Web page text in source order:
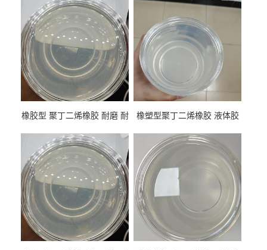
橡胶型 聚丁二烯橡胶 耐磨 耐
性
橡塑型聚丁二烯橡胶 液体胶
专用